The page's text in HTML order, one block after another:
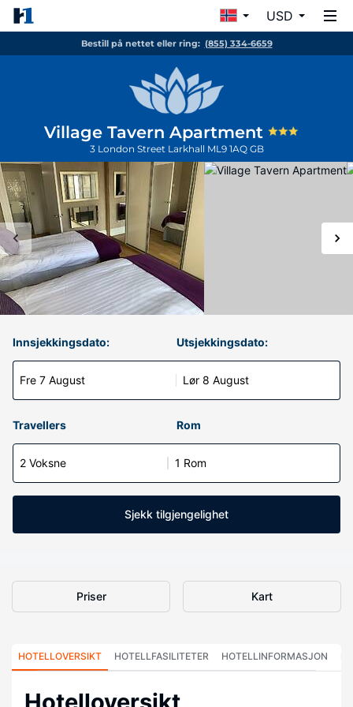
USD
Bestill på nettet eller ring: (855) 334-6659
Village Tavern Apartment
3 London Street Larkhall ML9 1AQ GB
Innsjekkingsdato:
Fre 7 August
Utsjekkingsdato:
Lør 8 August
Travellers Rom
2 Voksne 1 Rom
Sjekk tilgjengelighet
Priser Kart
HOTELLOVERSIKT HOTELLFASILITETER HOTELLINFORMASJON